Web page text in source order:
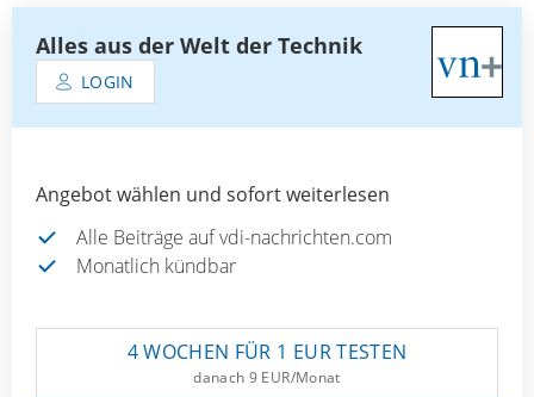
Alles aus der Welt der Technik
LOGIN
Angebot wählen und sofort weiterlesen
Alle Beiträge auf vdi-nachrichten.com
Monatlich kündbar
4 WOCHEN FÜR 1 EUR TESTEN
danach 9 EUR/Monat